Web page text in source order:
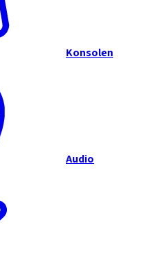
Konsolen
Audio